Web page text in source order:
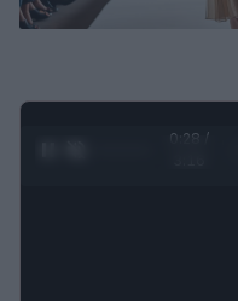
0:29 /